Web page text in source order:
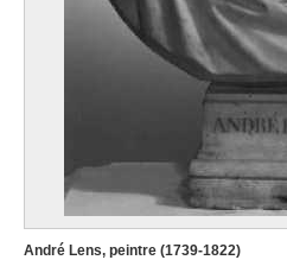
André Lens, peintre (1739-1822)